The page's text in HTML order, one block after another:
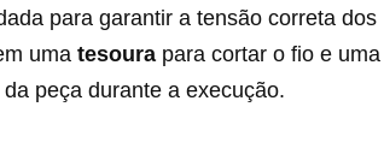
para garantir a tensão correta dos
uma tesoura para cortar o fio e
peça durante a execução.